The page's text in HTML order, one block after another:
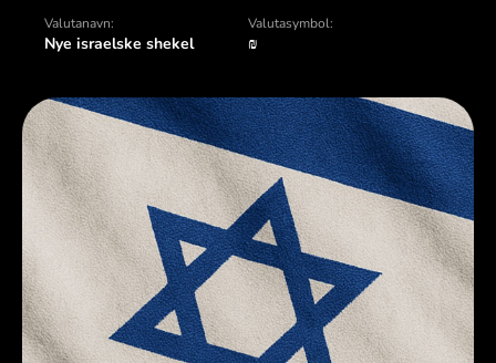
Valutanavn:
Nye israelske shekel
Valutasymbol:
₪